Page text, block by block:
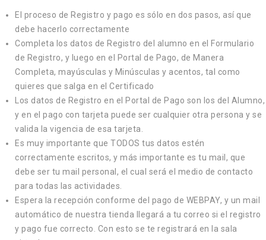
El proceso de Registro y pago es sólo en dos pasos, así que
debe hacerlo correctamente
Completa los datos de Registro del alumno en el Formulario
de Registro, y luego en el Portal de Pago, de Manera
Completa, mayúsculas y Minúsculas y acentos, tal como
quieres que salga en el Certificado
Los datos de Registro en el Portal de Pago son los del Alumno,
y en el pago con tarjeta puede ser cualquier otra persona y se
valida la vigencia de esa tarjeta.
Es muy importante que TODOS tus datos estén
correctamente escritos, y más importante es tu mail, que
debe ser tu mail personal, el cual será el medio de contacto
para todas las actividades.
Espera la recepción conforme del pago de WEBPAY, y un mail
automático de nuestra tienda llegará a tu correo si el registro
y pago fue correcto. Con esto se te registrará en la sala